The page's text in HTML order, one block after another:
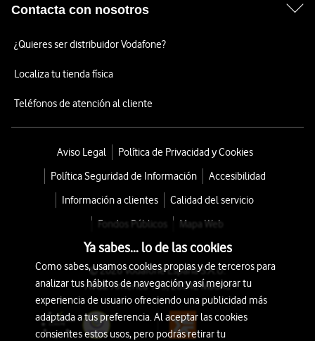
Contacta con nosotros
¿Quieres ser distribuidor Vodafone?
Localiza tu tienda física
Teléfonos de atención al cliente
Aviso Legal
Política de Privacidad y Cookies
Política Seguridad de Información
Accesibilidad
Información a clientes
Calidad del servicio
Fondos Públicos
Mapa Web
© 2026 Vodafone España S.A.U.
Avda. América 115, 28042 Madrid
Ya sabes... lo de las cookies
Como sabes, usamos cookies propias y de terceros para
analizar tus hábitos de navegación y así mejorar tu
experiencia de usuario ofreciendo una publicidad más
adaptada a tus preferencia. Al aceptar las cookies
consientes estos usos, pero podrás retirar tu